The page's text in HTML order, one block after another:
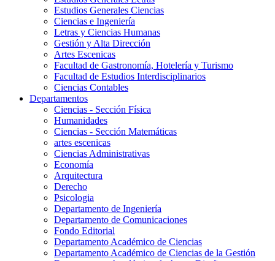
Estudios Generales Ciencias
Ciencias e Ingeniería
Letras y Ciencias Humanas
Gestión y Alta Dirección
Artes Escenicas
Facultad de Gastronomía, Hotelería y Turismo
Facultad de Estudios Interdisciplinarios
Ciencias Contables
Departamentos
Ciencias - Sección Física
Humanidades
Ciencias - Sección Matemáticas
artes escenicas
Ciencias Administrativas
Economía
Arquitectura
Derecho
Psicologia
Departamento de Ingeniería
Departamento de Comunicaciones
Fondo Editorial
Departamento Académico de Ciencias
Departamento Académico de Ciencias de la Gestión